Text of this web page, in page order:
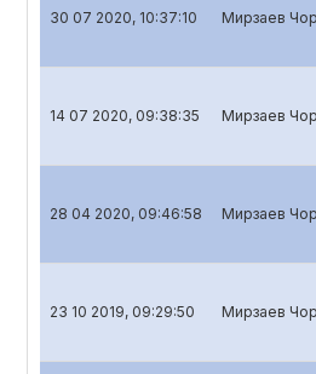
30 07 2020, 10:37:10 Мирзаев
14 07 2020, 09:38:35 Мирзаев
28 04 2020, 09:46:58 Мирзаев
23 10 2019, 09:29:50 Мирзаев